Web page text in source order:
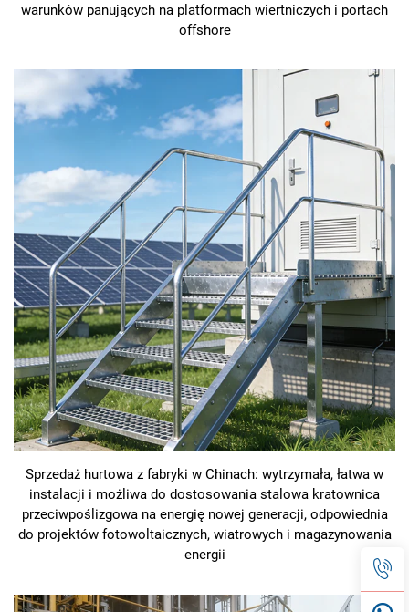
warunków panujących na platformach wiertniczych i portach
offshore
Sprzedaż hurtowa z fabryki w Chinach: wytrzymała, łatwa w
instalacji i możliwa do dostosowania stalowa kratownica
przeciwpoślizgowa na energię nowej generacji, odpowiednia
do projektów fotowoltaicznych, wiatrowych i magazynowania
energii